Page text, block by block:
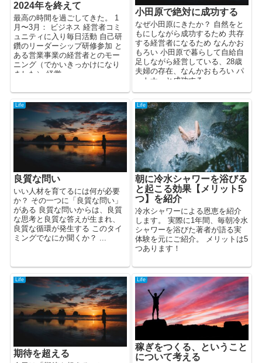
2024年を終えて
最高の時間を過ごしてきた。 1
月〜3月： ビジネス 経営者コミ
ュニティに入り毎日活動 自己研
鑽のリーダーシップ研修参加 と
ある営業事業の経営者とのモー
ニング（でかいきっかけになり
ました） 経営...
小田原で絶対に成功する
なぜ小田原にきたか？ 自然をと
もにしながら成功するため 共存
する経営者になるため なんかお
もろい 小田原で暮らして自給自
足しながら経営している、28歳
夫婦の存在、なんかおもろい パ
ートナーと成功する...
Life
良質な問い
いい人材を育てるには何が必要
か？ その一つに「良質な問い」
がある 良質な問いからは、良質
な思考と良質な答えが生まれ、
良質な循環が発生する このタイ
ミングでなにか聞くか？ ...
Life
朝に冷水シャワーを浴びる
と起こる効果【メリット5
つ】を紹介
冷水シャワーによる恩恵を紹介
します。 実際に1年間、毎朝冷水
シャワーを浴びた著者が語る実
体験を元にご紹介。 メリットは5
つあります！
Life
期待を超える
Life
稼ぎをつくる、ということ
について考える